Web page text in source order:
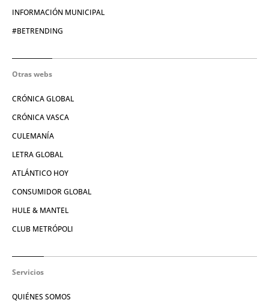
INFORMACIÓN MUNICIPAL
#BETRENDING
Otras webs
CRÓNICA GLOBAL
CRÓNICA VASCA
CULEMANÍA
LETRA GLOBAL
ATLÁNTICO HOY
CONSUMIDOR GLOBAL
HULE & MANTEL
CLUB METRÓPOLI
Servicios
QUIÉNES SOMOS